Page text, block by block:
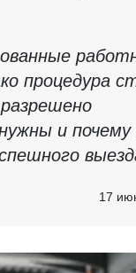
процедура
и
17